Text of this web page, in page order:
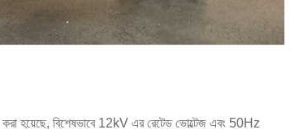
হয়েছে, বিশেষভাবে 12kV এর রেটেড ভোল্টেজ এবং 50Hz